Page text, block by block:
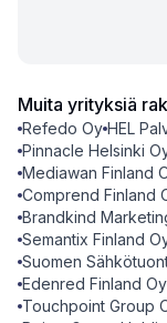
Muita yrityksiä
Refedo Oy HEL
Pinnacle Helsinki
Mediawan Finland
Comprend Finland
Brandkind
Semantix Finland
Suomen
Edenred Finland Oy
Touchpoint Group